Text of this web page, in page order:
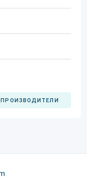
ПРОИЗВОДИТЕЛИ